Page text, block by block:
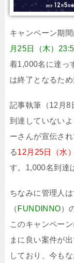
キャンペーン期間
月25日（木）
着1,000名に達っ
は終了となるた
記事執筆（12月8
到達していない
ーさんが宣伝さ
る12月25日（水）
す。1,000名到達
ちなみに管理人
（ FUNDINNO）
このキャンペー
まに良い案件が
しており、今も